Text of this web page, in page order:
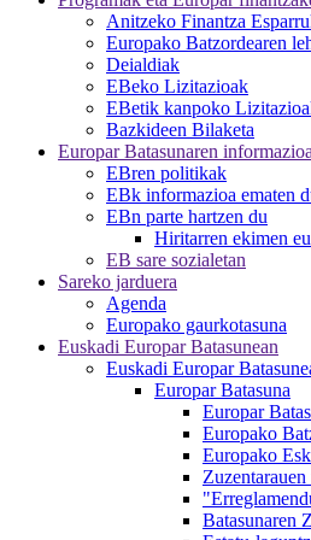
Anitzeko Finantza
Europako Batzordearen
Deialdiak
EBeko Lizitazioak
EBetik kanpoko
Bazkideen Bilaketa
Europar Batasunaren informazioa
EBren politikak
EBk informazioa ematen
EBn parte hartzen du
Hiritarren ekimen
EB sare sozialetan
Sareko jarduera
Agenda
Europako gaurkotasuna
Euskadi Europar Batasunean
Euskadi Europar
Europar Batasuna
Europar
Europako
Europako
Batasunaren